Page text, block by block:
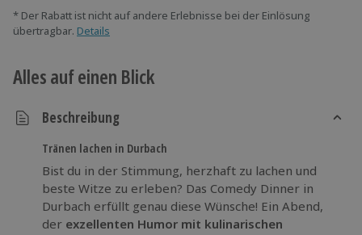
* Der Rabatt ist nicht auf andere Erlebnisse bei der Einlösung
übertragbar. Details
Alles auf einen Blick
Beschreibung
Tränen lachen in Durbach
Bist du in der Stimmung, herzhaft zu lachen und
beste Witze zu erleben? Das Comedy Dinner in
Durbach erfüllt genau diese Wünsche! Ein Abend,
der exzellenten Humor mit kulinarischen